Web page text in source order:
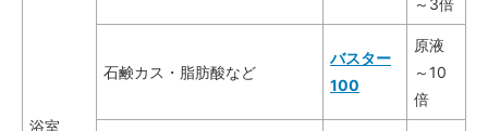
浴室
石鹸カス・脂肪酸など
バスター
100
原液
～10
倍